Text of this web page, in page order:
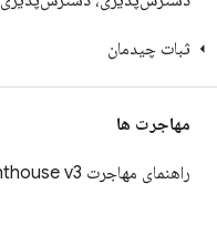
ثبات چیدمان
مهاجرت ها
راهنمای مهاجرت Lighthouse v3